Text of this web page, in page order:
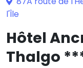
l'Île
Hôtel
Thalgo